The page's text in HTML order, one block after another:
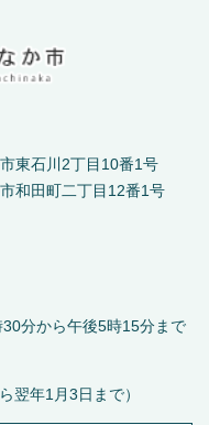
東石川2丁目10番1号
和田町二丁目12番1号
分から午後5時15分まで
翌年1月3日まで）